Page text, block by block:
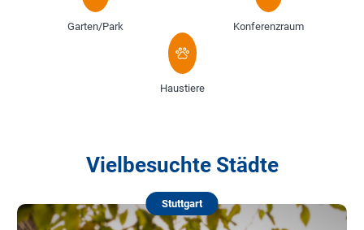
Garten/Park Konferenzraum
Haustiere
Vielbesuchte Städte
Stuttgart